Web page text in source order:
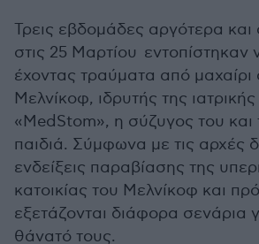
Τρεις εβδομάδες αργότερα και
στις 25 Μαρτίου εντοπίστηκαν
έχοντας τραύματα από μαχαίρι
Μελνίκοφ, ιδρυτής της ιατρικής
«ΜedStom», η σύζυγος του και
παιδιά. Σύμφωνα με τις αρχές
ενδείξεις παραβίασης της
κατοικίας του Μελνίκοφ και
εξετάζονται διάφορα σενάρια
θάνατό τους.